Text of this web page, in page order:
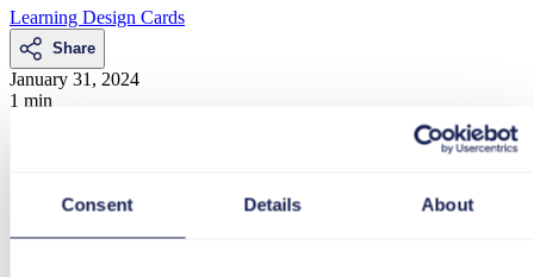
Consent Details About
Learning Design Cards
Share
January 31, 2024
1 min